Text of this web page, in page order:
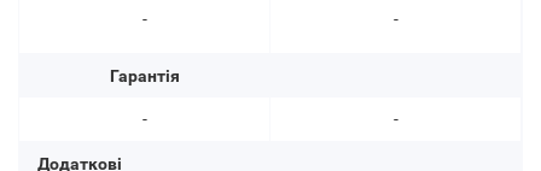
-
Гарантія
-
Додаткові
-
-